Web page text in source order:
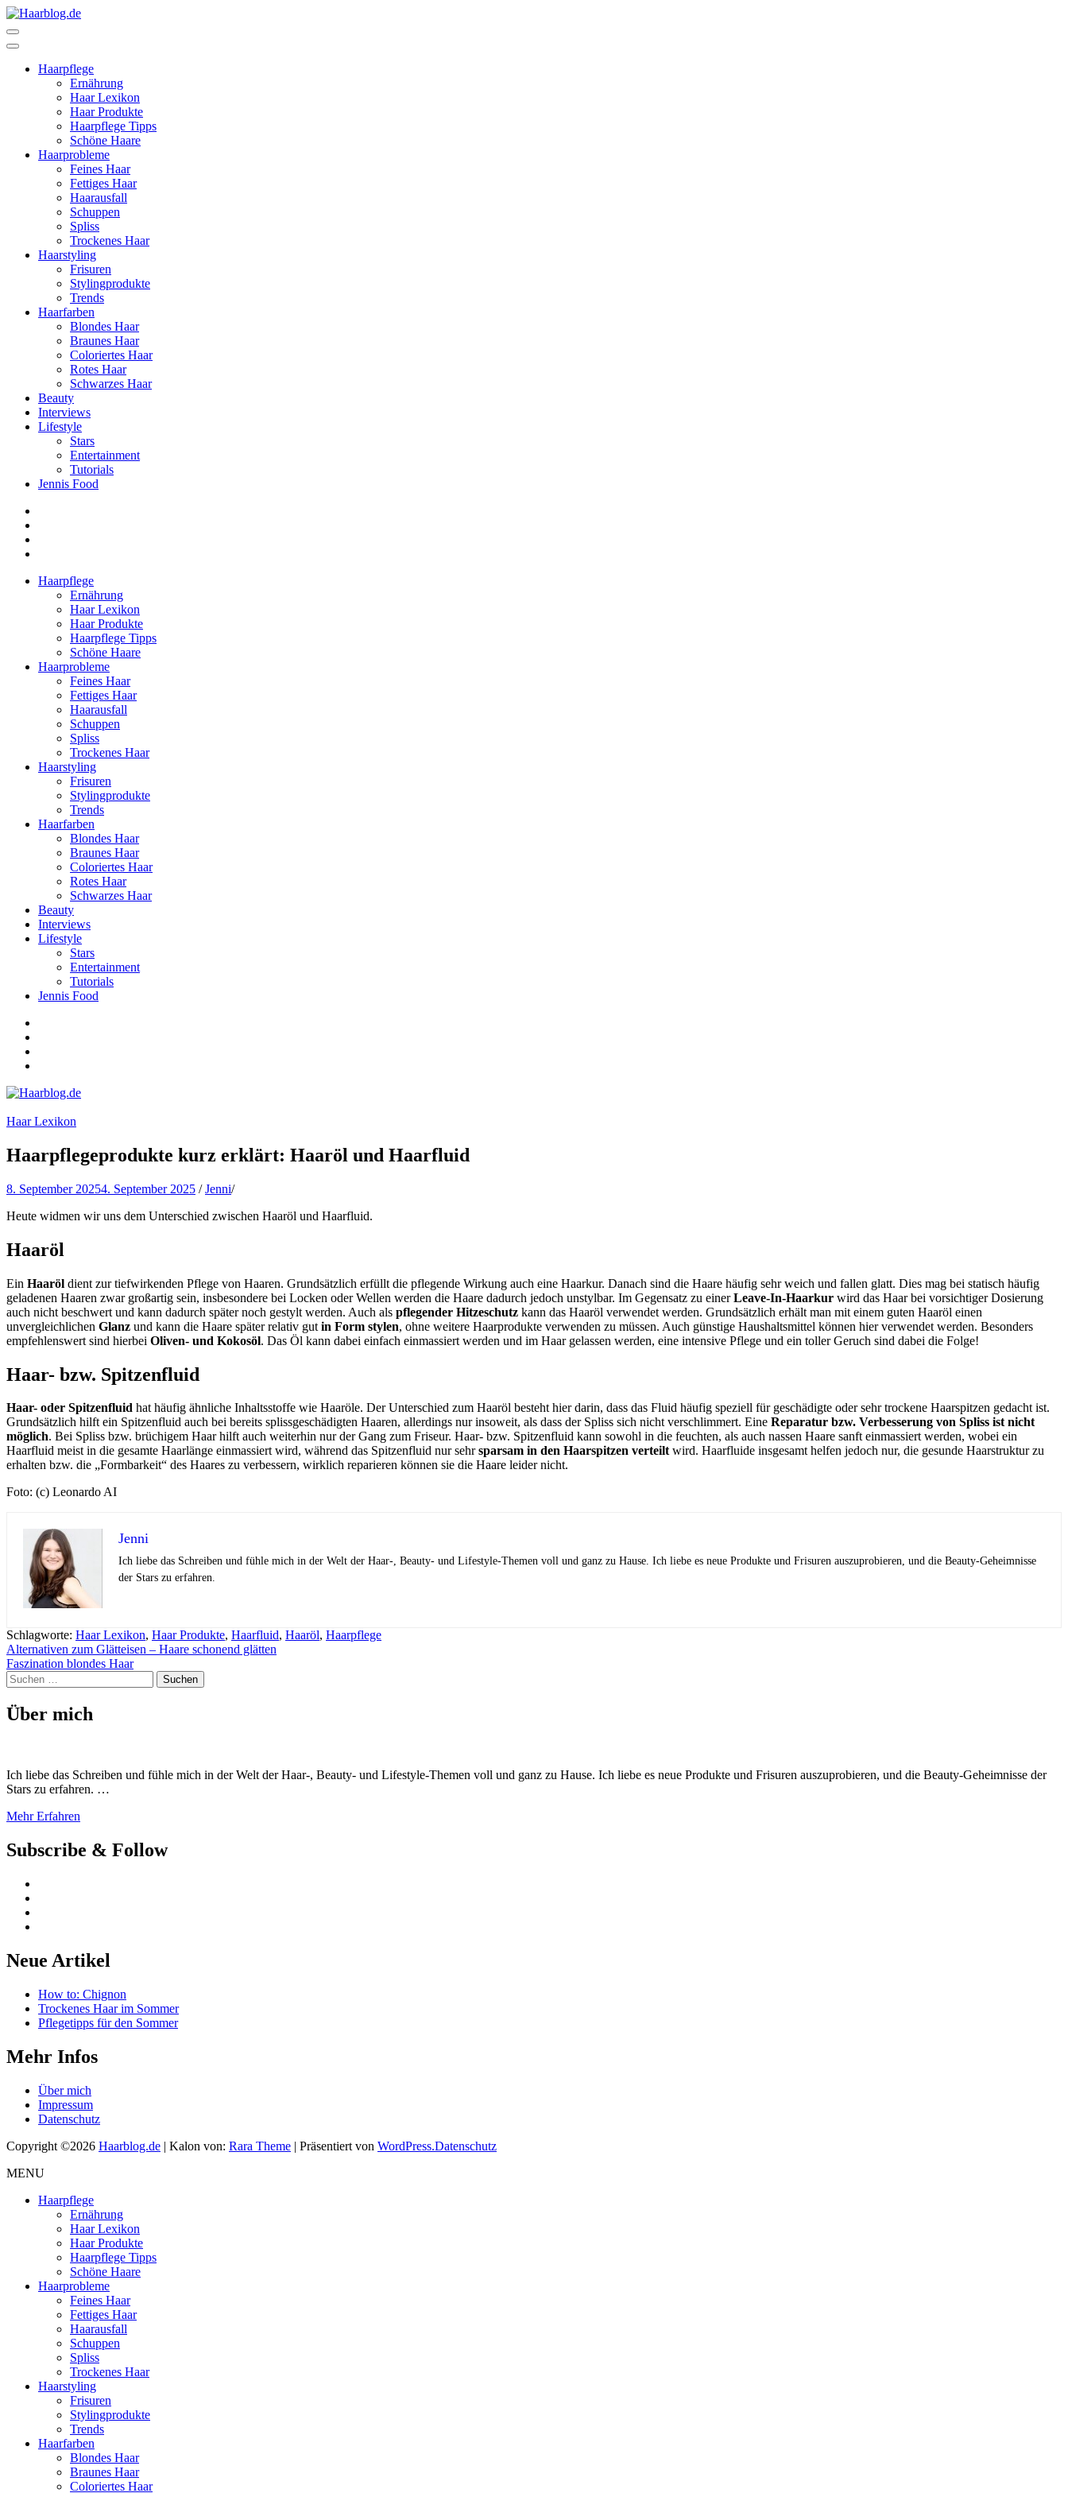
Zum
Inhalt
springen
drücken)Haarpflege
Ernährung
Haar Lexikon
Haar Produkte
Haarpflege Tipps
Schöne Haare
Haarprobleme
Feines Haar
Fettiges Haar
Haarausfall
Schuppen
Spliss
Trockenes Haar
Haarstyling
Frisuren
Stylingprodukte
Trends
Haarfarben
Blondes Haar
Braunes Haar
Coloriertes Haar
Rotes Haar
Schwarzes Haar
Beauty
Interviews
Lifestyle
Stars
Entertainment
Tutorials
Jennis Food
Haarpflege
Ernährung
Haar Lexikon
Haar Produkte
Haarpflege Tipps
Schöne Haare
Haarprobleme
Feines Haar
Fettiges Haar
Haarausfall
Schuppen
Spliss
Trockenes Haar
Haarstyling
Frisuren
Stylingprodukte
Trends
Haarfarben
Blondes Haar
Braunes Haar
Coloriertes Haar
Rotes Haar
Schwarzes Haar
Beauty
Interviews
Lifestyle
Stars
Entertainment
Tutorials
Jennis Food
Haarblog.de
Haarpflege | Haarstyling | Beauty | Entertainment
Haar Lexikon
Haarpflegeprodukte kurz erklärt: Haaröl und Haarfluid
8. September 20254. September 2025 /Jenni/
Heute widmen wir uns dem Unterschied zwischen Haaröl und Haarfluid.
Haaröl
Ein Haaröl dient zur tiefwirkenden Pflege von Haaren. Grundsätzlich erfüllt die pflegende Wirkung auch eine Haarkur. Danach sind die Haare häufig sehr weich und fallen glatt. Dies mag bei statisch häufig
geladenen Haaren zwar großartig sein, insbesondere bei Locken oder Wellen werden die Haare dadurch jedoch unstylbar. Im Gegensatz zu einerLeave-In-Haarkur wird das Haar bei vorsichtiger Dosierung
auch nicht beschwert und kann dadurch später noch gestylt werden. Auch als pflegender Hitzeschutz kann das Haaröl verwendet werden. Grundsätzlich erhält man mit einem guten Haaröl einen
unvergleichlichen Glanz und kann die Haare später relativ gut in Form stylen, ohne weitere Haarprodukte verwenden zu müssen. Auch günstige Haushaltsmittel können hier verwendet werden. Besonders
empfehlenswert sind hierbei Oliven- und Kokosöl. Das Öl kann dabei einfach einmassiert werden und im Haar gelassen werden, eine intensive Pflege und ein toller Geruch sind dabei die Folge!
Haar- bzw. Spitzenfluid
Haar- oder Spitzenfluid hat häufig ähnliche Inhaltsstoffe wie Haaröle. Der Unterschied zum Haaröl besteht hier darin, dass das Fluid häufig speziell für geschädigte oder sehr trockene Haarspitzen gedacht ist.
Grundsätzlich hilft ein Spitzenfluid auch bei bereits splissgeschädigten Haaren, allerdings nur insoweit, als dass der Spliss sich nicht verschlimmert. Eine Reparatur bzw. Verbesserung von Spliss ist nicht
möglich. Bei Spliss bzw. brüchigem Haar hilft auch weiterhin nur der Gang zum Friseur. Haar- bzw. Spitzenfluid kann sowohl in die feuchten, als auch nassen Haare sanft einmassiert werden, wobei ein
Haarfluid meist in die gesamte Haarlänge einmassiert wird, während das Spitzenfluid nur sehrsparsam in den Haarspitzen verteiltwird. Haarfluide insgesamt helfen jedoch nur, die gesunde Haarstruktur zu
erhalten bzw. die „Formbarkeit“ des Haares zu verbessern, wirklich reparieren können sie die Haare leider nicht.
Foto: (c) Leonardo AI
Jenni
Ich liebe das Schreiben und fühle mich in der Welt der Haar-, Beauty- und Lifestyle-Themen voll und ganz zu Hause. Ich liebe es neue Produkte und Frisuren auszuprobieren, und die Beauty-Geheimnisse
der Stars zu erfahren.
Schlagworte: Haar Lexikon, Haar Produkte, Haarfluid, Haaröl, Haarpflege
Beitragsnavigation
Alternativen zum Glätteisen – Haare schonend glätten
Faszination blondes Haar
Suchen
nach:
Über mich
Ich liebe das Schreiben und fühle mich in der Welt der Haar-, Beauty- und Lifestyle-Themen voll und ganz zu Hause. Ich liebe es neue Produkte und Frisuren auszuprobieren, und die Beauty-Geheimnisse der
Stars zu erfahren. …
Mehr Erfahren
Subscribe & Follow
Neue Artikel
How to: Chignon
Trockenes Haar im Sommer
Pflegetipps für den Sommer
Mehr Infos
Über mich
Impressum
Datenschutz
Copyright ©2026 Haarblog.de | Kalon von: Rara Theme | Präsentiert von WordPress.Datenschutz
MENU
Haarpflege
Ernährung
Haar Lexikon
Haar Produkte
Haarpflege Tipps
Schöne Haare
Haarprobleme
Feines Haar
Fettiges Haar
Haarausfall
Schuppen
Spliss
Trockenes Haar
Haarstyling
Frisuren
Stylingprodukte
Trends
Haarfarben
Blondes Haar
Braunes Haar
Coloriertes Haar